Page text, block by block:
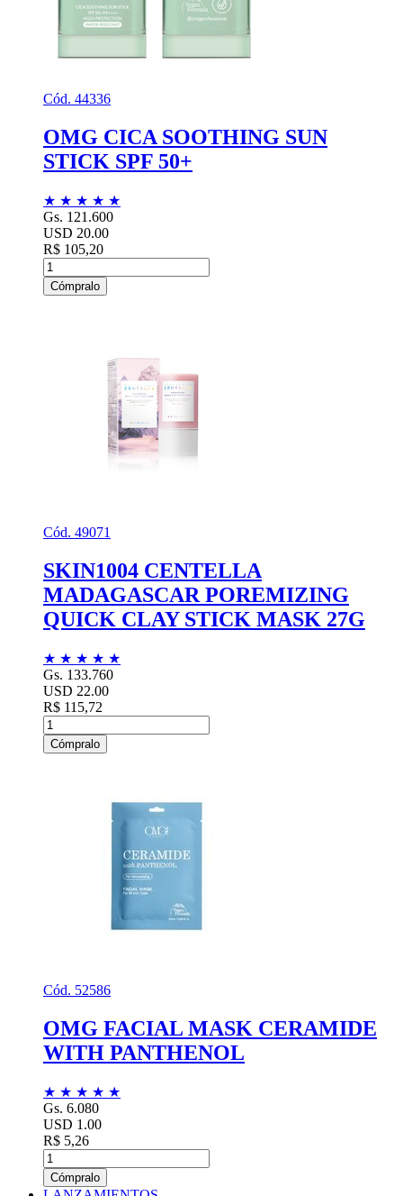
Cód. 44336
OMG CICA SOOTHING SUN
STICK SPF 50+
★ ★ ★ ★ ★
Gs. 121.600
USD 20.00
R$ 105,20
Cómpralo
Cód. 49071
SKIN1004 CENTELLA
MADAGASCAR POREMIZING
QUICK CLAY STICK MASK 27G
★ ★ ★ ★ ★
Gs. 133.760
USD 22.00
R$ 115,72
Cómpralo
Cód. 52586
OMG FACIAL MASK CERAMIDE
WITH PANTHENOL
★ ★ ★ ★ ★
Gs. 6.080
USD 1.00
R$ 5,26
Cómpralo